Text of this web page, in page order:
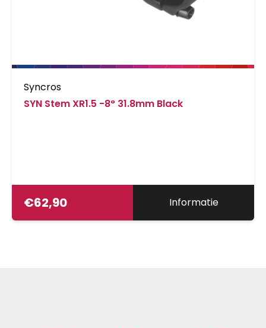
Syncros
SYN Stem XR1.5 -8° 31.8mm Black
€62,90 Informatie